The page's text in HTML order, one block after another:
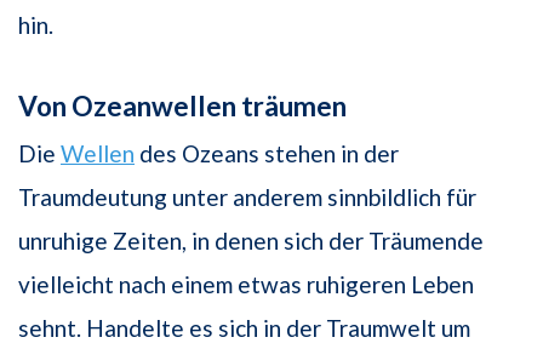
hin.
Von Ozeanwellen träumen
Die Wellen des Ozeans stehen in der
Traumdeutung unter anderem sinnbildlich für
unruhige Zeiten, in denen sich der Träumende
vielleicht nach einem etwas ruhigeren Leben
sehnt. Handelte es sich in der Traumwelt um